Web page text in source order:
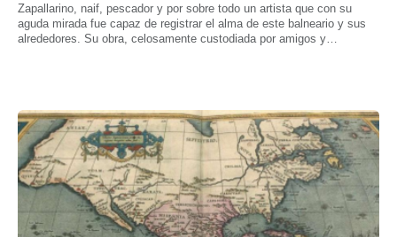
Zapallarino, naif, pescador y por sobre todo un artista que con su
aguda mirada fue capaz de registrar el alma de este balneario y sus
alrededores. Su obra, celosamente custodiada por amigos y